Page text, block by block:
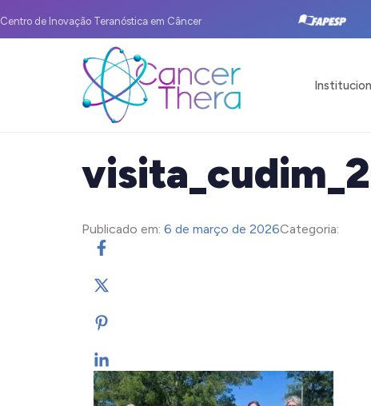
Centro de Inovação Teranóstica em Câncer
Publicado em: 6 de março de 2026Categoria: